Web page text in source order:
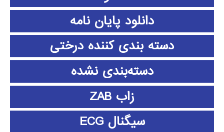
دانلود پايان نامه
دسته بندی کننده درختی
دسته‌بندی نشده
زاب ZAB
سیگنال ECG